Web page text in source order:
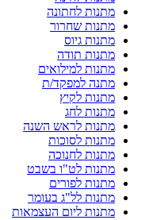
מתנות לחתונה
מתנות שחרור
מתנות גיוס
מתנות תודה
מתנות למילואים
מתנה למפקד/ת
מתנות לקיץ
מתנות לחג
מתנות לראש השנה
מתנות לסוכות
מתנות לחנוכה
מתנות לט"ו בשבט
מתנות לפורים
מתנות לל"ג בעומר
מתנות ליום העצמאות